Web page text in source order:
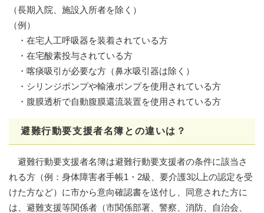
（長期入院、施設入所者を除く）
（例）
・在宅人工呼吸器を装着されている方
・在宅酸素投与されている方
・喀痰吸引が必要な方（鼻水吸引器は除く）
・シリンジポンプや輸液ポンプを使用されている方
・腹膜透析で自動腹膜還流装置を使用されている方
避難行動要支援者名簿との違いは？
避難行動要支援者名簿は避難行動要支援者の条件に該当さ
れる方（例：身体障害者手帳1・2級、要介護3以上の認定を受
けた方など）に市から意向確認書を送付し、同意された方に
は、避難支援等関係者（市関係部署、警察、消防、自治会、